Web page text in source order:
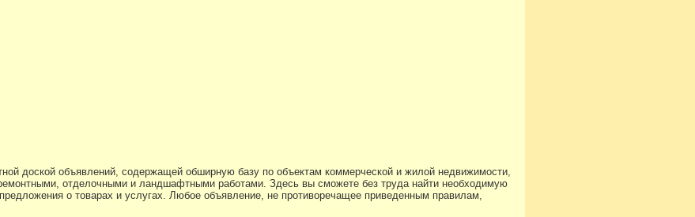
доской объявлений, содержащей обширную базу по объектам коммерческой и жилой недвижимости,
отделочными и ландшафтными работами. Здесь вы сможете без труда найти необходимую
о товарах и услугах. Любое объявление, не противоречащее приведенным правилам,